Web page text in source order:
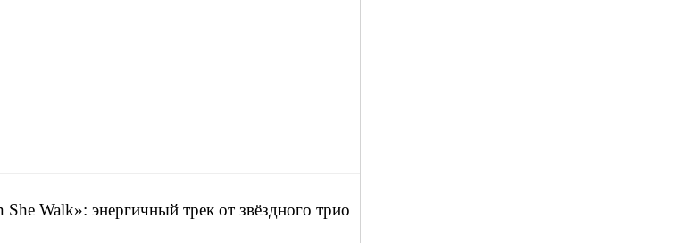
Walk»: энергичный трек от звёздного трио